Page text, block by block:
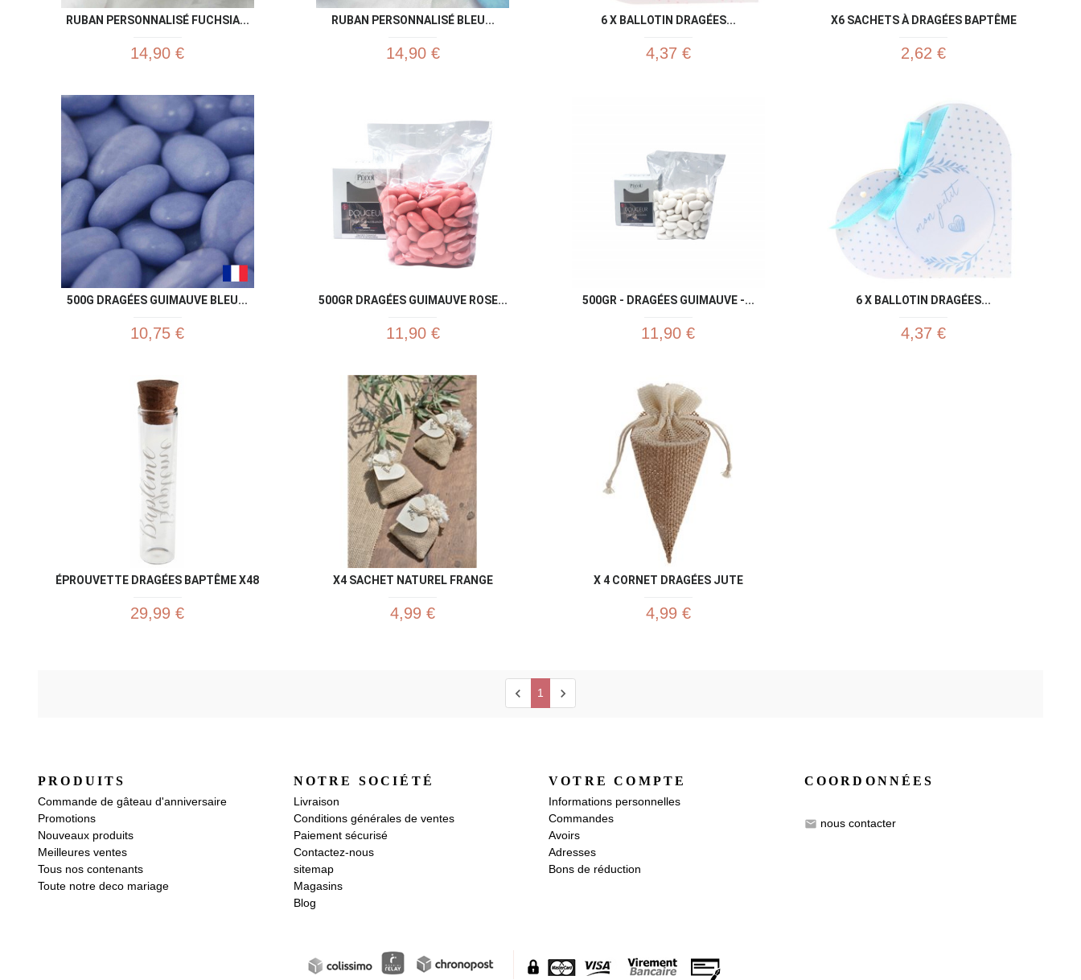
RUBAN PERSONNALISÉ FUCHSIA...
14,90 €
RUBAN PERSONNALISÉ BLEU...
14,90 €
6 X BALLOTIN DRAGÉES...
4,37 €
X6 SACHETS À DRAGÉES BAPTÊME
2,62 €
500G DRAGÉES GUIMAUVE BLEU...
10,75 €
Aperçu rapide
500GR DRAGÉES GUIMAUVE ROSE...
11,90 €
500GR - DRAGÉES GUIMAUVE -...
11,90 €
Aperçu rapide
6 X BALLOTIN DRAGÉES...
4,37 €
ÉPROUVETTE DRAGÉES BAPTÊME X48
29,99 €
Aperçu rapide
X4 SACHET NATUREL FRANGE
4,99 €
Aperçu rapide
X 4 CORNET DRAGÉES JUTE
4,99 €
chevron_left 1 chevron_right
PRODUITS
Commande de gâteau d'anniversaire
Promotions
Nouveaux produits
Meilleures ventes
Tous nos contenants
Toute notre deco mariage
NOTRE SOCIÉTÉ
Livraison
Conditions générales de ventes
Paiement sécurisé
Contactez-nous
sitemap
Magasins
Blog
VOTRE COMPTE
Informations personnelles
Commandes
Avoirs
Adresses
Bons de réduction
COORDONNÉES
email nous contacter